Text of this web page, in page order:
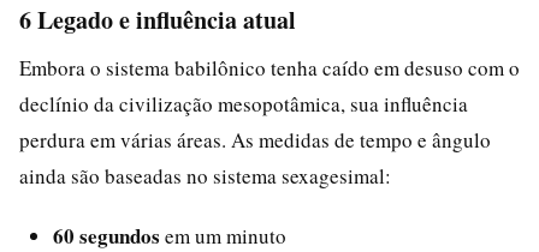
6 Legado e influência atual
Embora o sistema babilônico tenha caído em desuso com o
declínio da civilização mesopotâmica, sua influência
perdura em várias áreas. As medidas de tempo e ângulo
ainda são baseadas no sistema sexagesimal:
60 segundos em um minuto